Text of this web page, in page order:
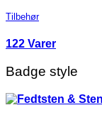
Tilbehør
122 Varer
Badge style